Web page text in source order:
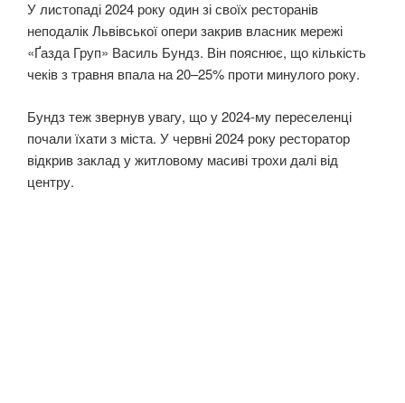
У листопаді 2024 року один зі своїх ресторанів
неподалік Львівської опери закрив власник мережі
«Ґазда Груп» Василь Бундз. Він пояснює, що кількість
чеків з травня впала на 20–25% проти минулого року.
Бундз теж звернув увагу, що у 2024-му переселенці
почали їхати з міста. У червні 2024 року ресторатор
відкрив заклад у житловому масиві трохи далі від
центру.